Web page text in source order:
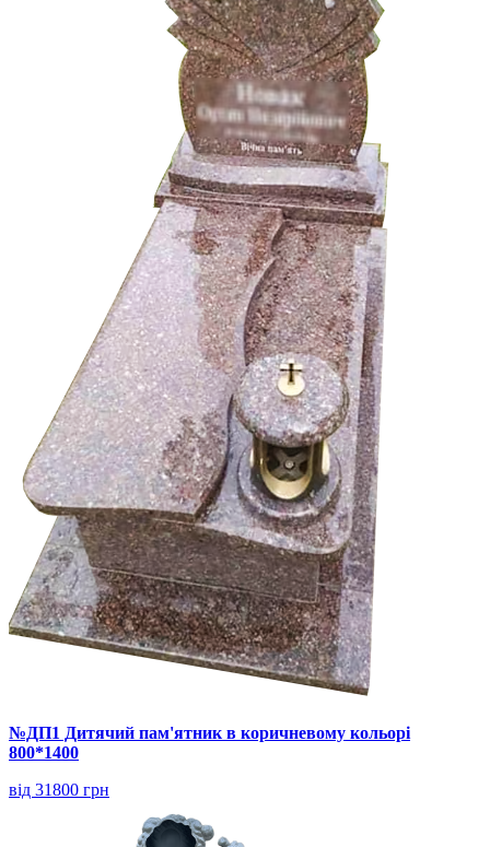
№ДП1 Дитячий пам'ятник в коричневому кольорі
800*1400
від 31800 грн